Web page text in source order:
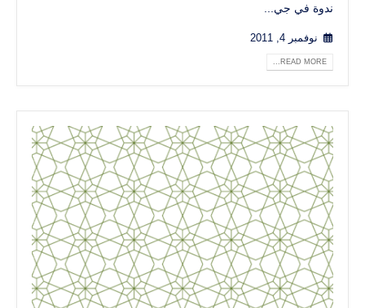
ندوة في جي...
نوفمبر 4, 2011
READ MORE...